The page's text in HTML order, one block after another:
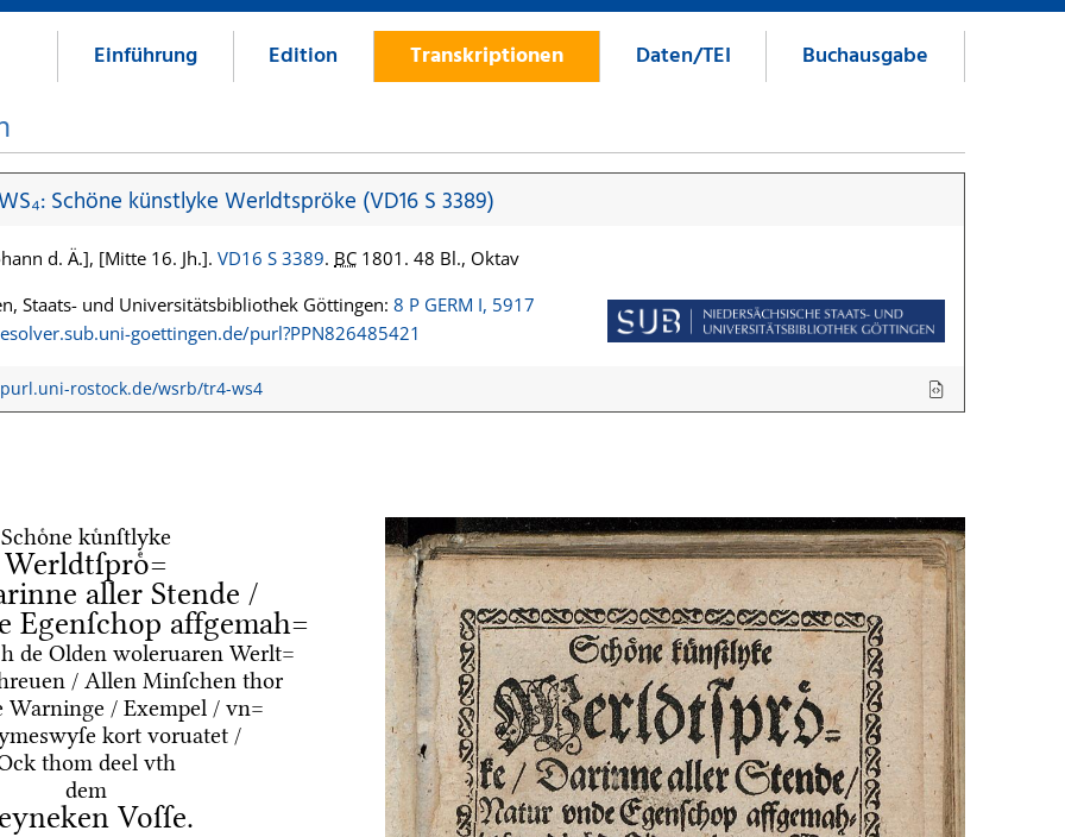
Einführung Edition Transkriptionen Daten/TEI Buchausgabe
Schöne künstlyke Werldtspröke (VD16 S 3389)
d. Ä.], [Mitte 16. Jh.]. VD16 S 3389. BC 1801. 48 Bl., Oktav
Staats- und Universitätsbibliothek Göttingen: 8 P GERM I, 5917
goettingen.de/purl?PPN826485421
rostock.de/wsrb/tr4-ws4
Schoͤne kuͤnſtlyke
Werldtſproͤ=
aller Stende /
Egenſchop affgemah=
de Olden woleruaren Werlt=
/ Allen Minſchen thor
Warninge / Exempel / vn=
kort voruatet /
thom deel vth
dem
Voſſe.